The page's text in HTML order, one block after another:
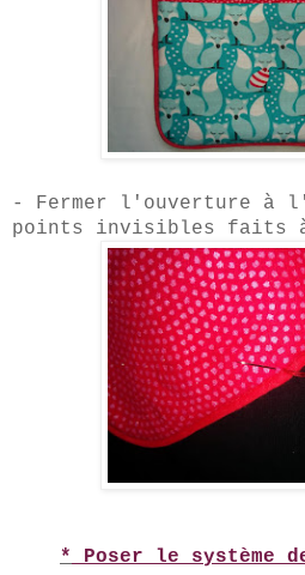
- Fermer l'ouverture à l'
points invisibles faits
* Poser le système